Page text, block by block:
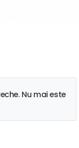
Nu mai este